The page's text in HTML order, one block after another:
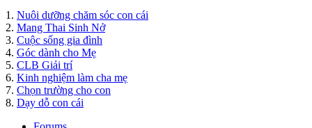
1. Nuôi dưỡng chăm sóc con cái
2. Mang Thai Sinh Nở
3. Cuộc sống gia đình
4. Góc dành cho Mẹ
5. CLB Giải trí
6. Kinh nghiệm làm cha mẹ
7. Chọn trường cho con
8. Dạy dỗ con cái